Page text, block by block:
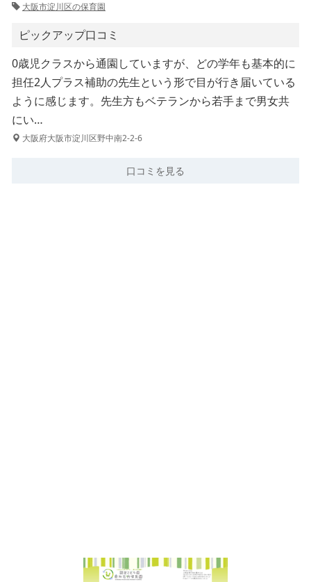
大阪市淀川区の保育園
ピックアップ口コミ
0歳児クラスから通園していますが、どの学年も基本的に
担任2人プラス補助の先生という形で目が行き届いている
ように感じます。先生方もベテランから若手まで男女共
にい…
大阪府大阪市淀川区野中南2-2-6
口コミを見る